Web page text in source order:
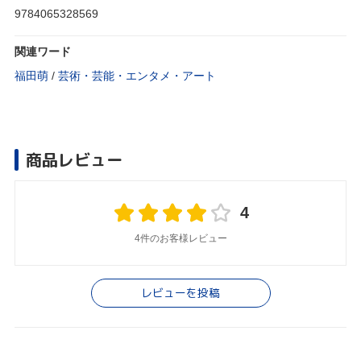
9784065328569
関連ワード
福田萌 / 芸術・芸能・エンタメ・アート
商品レビュー
4
4件のお客様レビュー
レビューを投稿